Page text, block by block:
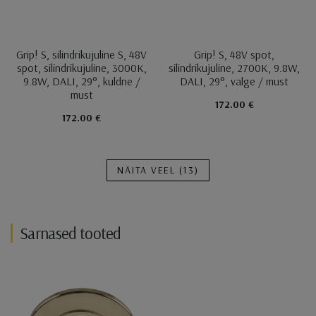
Grip! S, silindrikujuline S, 48V
spot, silindrikujuline, 3000K,
9.8W, DALI, 29°, kuldne /
must
172.00 €
Grip! S, 48V spot,
silindrikujuline, 2700K, 9.8W,
DALI, 29°, valge / must
172.00 €
NÄITA VEEL (13)
Sarnased tooted